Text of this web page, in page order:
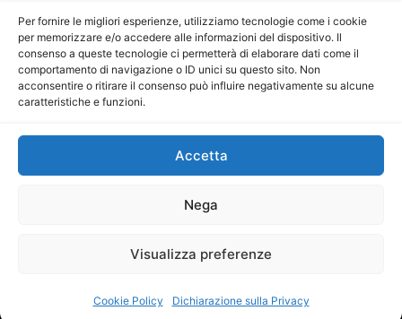
Per fornire le migliori esperienze, utilizziamo tecnologie come i cookie
per memorizzare e/o accedere alle informazioni del dispositivo. Il
consenso a queste tecnologie ci permetterà di elaborare dati come il
comportamento di navigazione o ID unici su questo sito. Non
acconsentire o ritirare il consenso può influire negativamente su alcune
caratteristiche e funzioni.
Accetta
Nega
Visualizza preferenze
Cookie Policy Dichiarazione sulla Privacy
Direttore Editoriale: Maurizio Scaglione
Direttore Responsabile: Maria Calabrese
P.IVA: 06334930820
Mercurio Comunicazione Società Cooperativa a r.l. è
iscritta al Registro degli Operatori di Comunicazione al
Sito gestito daLa Digitale srl–info@ladigitale.it